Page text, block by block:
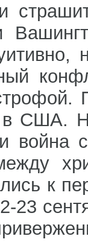
США.
война
к
23